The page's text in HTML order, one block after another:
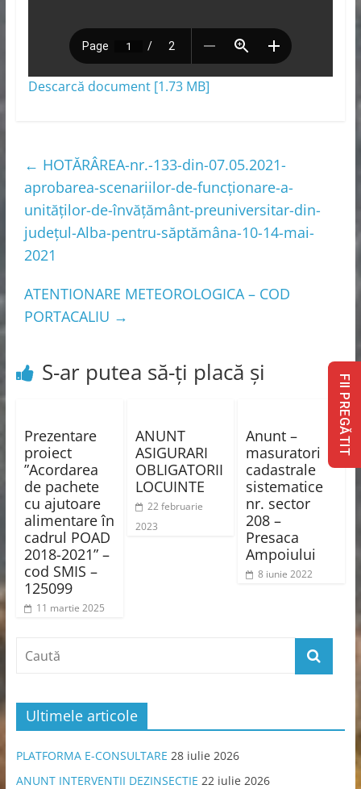
Descarcă document [1.73 MB]
← HOTĂRÂREA-nr.-133-din-07.05.2021-
aprobarea-scenariilor-de-funcționare-a-
unităților-de-învățământ-preuniversitar-din-
județul-Alba-pentru-săptămâna-10-14-mai-
2021
ATENTIONARE METEOROLOGICA – COD
PORTACALIU →
S-ar putea să-ți placă și
Prezentare
proiect
”Acordarea
de pachete
cu ajutoare
alimentare în
cadrul POAD
2018-2021” –
cod SMIS –
125099
11 martie 2025
ANUNT
ASIGURARI
OBLIGATORII
LOCUINTE
22 februarie
2023
Anunt –
masuratori
cadastrale
sistematice
nr. sector
208 –
Presaca
Ampoiului
8 iunie 2022
Ultimele articole
PLATFORMA E-CONSULTARE 28 iulie 2026
ANUNT INTERVENTII DEZINSECTIE 22 iulie 2026
FII PREGĂTIT